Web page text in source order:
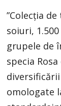
”Colecţia
soiuri,
grupele de
specia
omologate